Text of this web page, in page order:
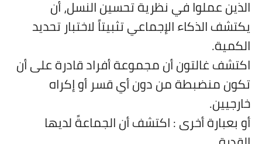
الذين عملوا في نظرية تحسين النسل، أن
يكتشف الذكاء الإجماعي تثبيتاً لاختبار تحديد
الكمية.
اكتشف غالتون أن مجموعة أفراد قادرة على أن
تكون منضبطة من دون أي قسر أو إكراه
خارجيين.
أو بعبارة أخرى:اكتشف أن الجماعةً لديها